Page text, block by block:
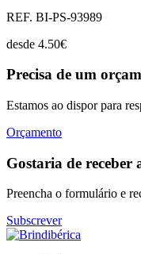
REF. BI-PS-93989
desde 4.50€
Precisa de um
Estamos ao dispor para
Orçamento
Gostaria de receber
Preencha o formulário e
Subscrever